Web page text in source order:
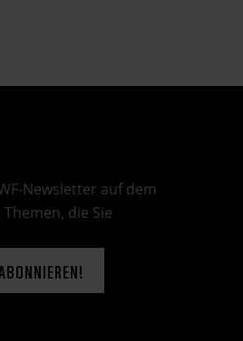
Newsletter auf dem
die Sie